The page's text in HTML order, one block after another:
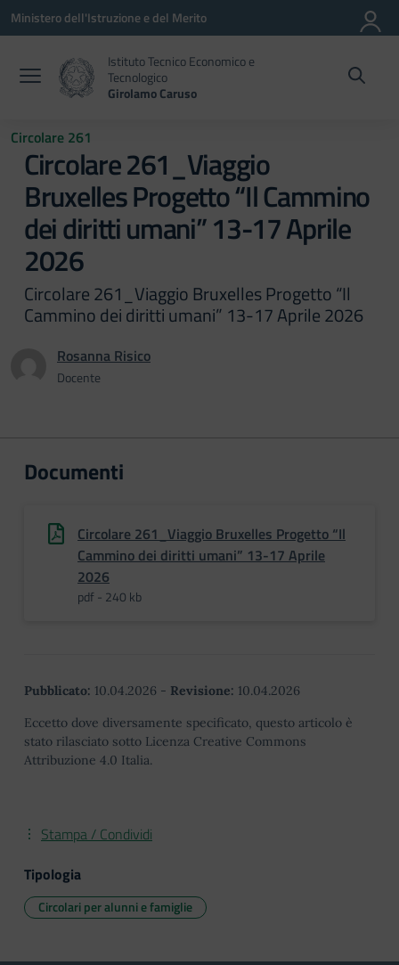
Vai ai contenuti
Vai al menu di navigazione
Vai al footer
Ministero dell'Istruzione e del Merito
Istituto Tecnico Economico e
Tecnologico
Girolamo Caruso
Circolare 261
Circolare 261_Viaggio
Bruxelles Progetto “Il Cammino
dei diritti umani” 13-17 Aprile
2026
Circolare 261_Viaggio Bruxelles Progetto “Il
Cammino dei diritti umani” 13-17 Aprile 2026
Rosanna Risico
Docente
Documenti
Circolare 261_Viaggio Bruxelles Progetto “Il
Cammino dei diritti umani” 13-17 Aprile
2026
pdf - 240 kb
Pubblicato: 10.04.2026 - Revisione: 10.04.2026
Eccetto dove diversamente specificato, questo articolo è
stato rilasciato sotto Licenza Creative Commons
Attribuzione 4.0 Italia.
Stampa / Condividi
Tipologia
Circolari per alunni e famiglie